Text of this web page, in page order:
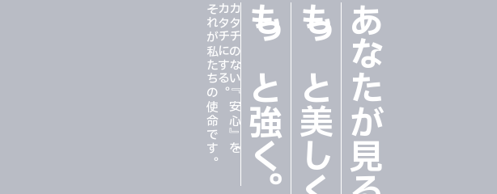
もっと美しく
もっと強く
カタチのない『安心』を、
カタチにする。
それが私たちの使命です。